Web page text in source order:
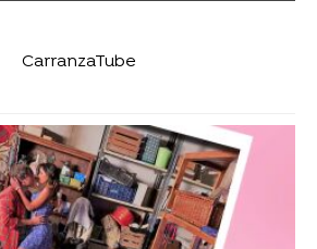
CarranzaTube